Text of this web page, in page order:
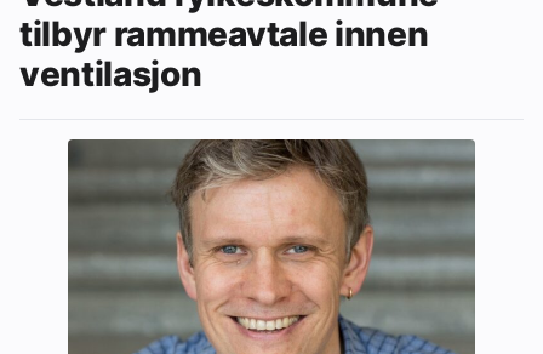
tilbyr rammeavtale innen
ventilasjon